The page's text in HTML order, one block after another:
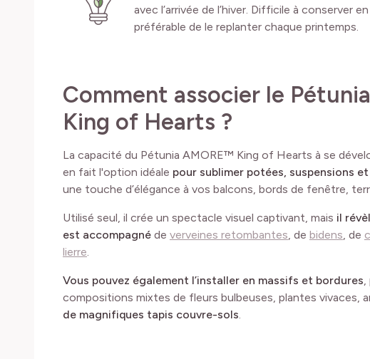
avec l’arrivée de l’hiver. Difficile à conserver
préférable de le replanter chaque printemps.
Comment associer le
King of Hearts ?
La capacité du Pétunia AMORE™ King of Hearts à se
en fait l'option idéale pour sublimer potées, suspensions
une touche d’élégance à vos balcons, bords de fenêtre,
Utilisé seul, il crée un spectacle visuel captivant, mais il
est accompagné de verveines retombantes , de bidens , de
lierre
Vous pouvez également l’installer en massifs et bordures
compositions mixtes de fleurs bulbeuses, plantes vivaces,
de magnifiques tapis couvre-sols